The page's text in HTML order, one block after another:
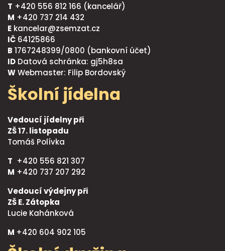
T +420 556 812 166 (kancelář)
M +420 737 214 432
E kancelar@zsemzat.cz
IČ 64125866
B 1767248399/0800 (bankovní účet)
ID Datová schránka: gj5h8sa
WWebmaster: Filip Bordovský
Školní jídelna
Vedoucí jídelny při
ZŠ 17. listopadu
Tomáš Polívka
T +420 556 821 307
M +420 737 207 292
Vedoucí výdejny při
ZŠ E. Zátopka
Lucie Kahánková
M +420 604 902 105